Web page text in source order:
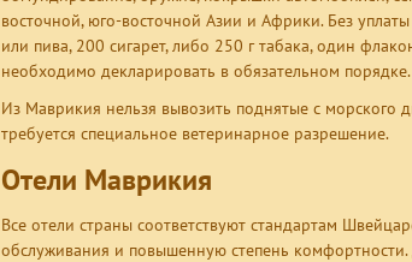
восточной, юго-восточной Азии и Африки. Без
или пива, 200 сигарет, либо 250 г табака, один
необходимо декларировать в обязательном порядке.
Из Маврикия нельзя вывозить поднятые с
требуется специальное ветеринарное разрешение.
Отели Маврикия
Все отели страны соответствуют стандартам
обслуживания и повышенную степень